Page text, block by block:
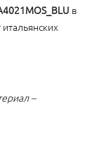
в
–